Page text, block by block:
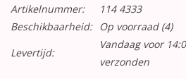
Artikelnummer:
114 4333
Beschikbaarheid:
Op voorraad(4)
Levertijd:
Vandaag voor
verzonden